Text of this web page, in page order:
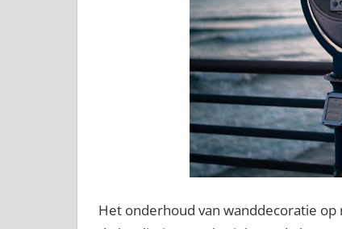
Het onderhoud van wanddecoratie